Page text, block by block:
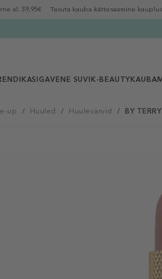
al. 39,95€ Tasuta kauba kättesaamine
IGAVENE SUVI K-BEAUTY
up / Huuled / Huulevärvid / BY